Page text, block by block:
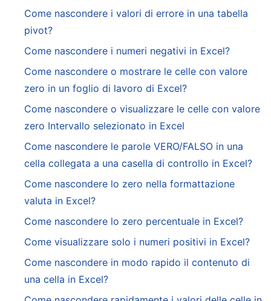
Come nascondere i valori di errore in una tabella
pivot?
Come nascondere i numeri negativi in Excel?
Come nascondere o mostrare le celle con valore
zero in un foglio di lavoro di Excel?
Come nascondere o visualizzare le celle con valore
zero Intervallo selezionato in Excel
Come nascondere le parole VERO/FALSO in una
cella collegata a una casella di controllo in Excel?
Come nascondere lo zero nella formattazione
valuta in Excel?
Come nascondere lo zero percentuale in Excel?
Come visualizzare solo i numeri positivi in Excel?
Come nascondere in modo rapido il contenuto di
una cella in Excel?